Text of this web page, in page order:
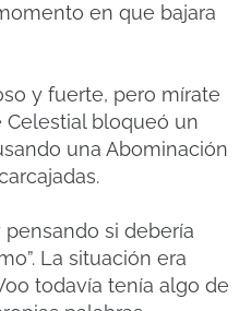
en que bajara
y fuerte, pero mírate
Celestial bloqueó un
una Abominación
pensando si debería
La situación era
todavía tenía algo de